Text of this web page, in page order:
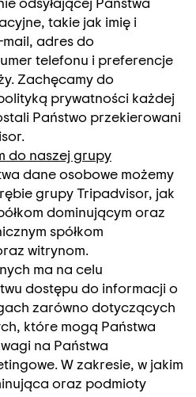
takie jak imię i
adres do
telefonu i preferencje
Zachęcamy do
prywatności każdej
Państwo przekierowani
do naszej grupy
dane osobowe możemy
grupy Tripadvisor, jak
dominującym oraz
spółkom
witrynom.
ma na celu
dostępu do informacji o
zarówno dotyczących
które mogą Państwa
na Państwa
W zakresie, w jakim
oraz podmioty